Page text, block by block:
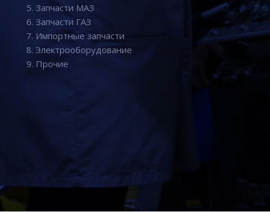
5. Запчасти МАЗ
6. Запчасти ГАЗ
7. Импортные запчасти
8. Электрооборудование
9. Прочие